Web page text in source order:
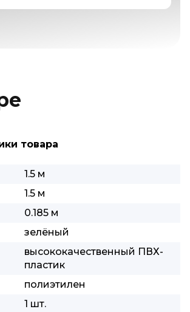
товара
1.5 м
1.5 м
0.185 м
зелёный
высококачественный ПВХ-
пластик
полиэтилен
1 шт.